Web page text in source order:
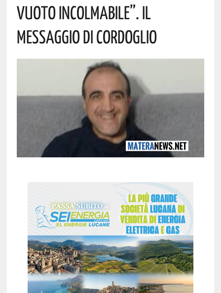
Vuoto Incolmabile”. Il
Messaggio Di Cordoglio